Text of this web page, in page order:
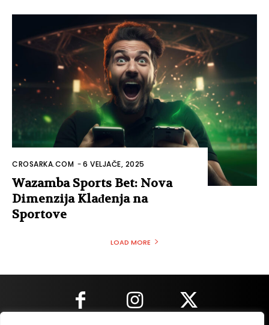
CROSARKA.COM -6 VELJAČE, 2025
Wazamba Sports Bet: Nova
Dimenzija Klađenja na
Sportove
LOAD MORE